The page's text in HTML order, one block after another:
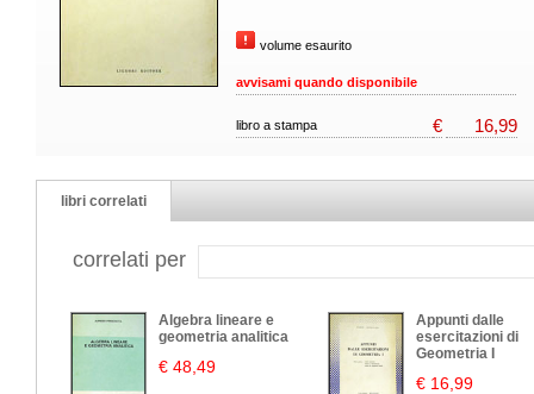
volume esaurito
avvisami quando disponibile
libro a stampa € 16,99
libri correlati
correlati per
Algebra lineare e
geometria analitica
€ 48,49
Appunti dalle
esercitazioni di
Geometria I
€ 16,99